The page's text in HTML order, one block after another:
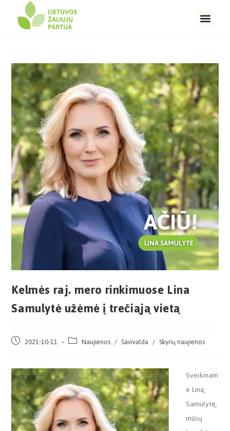
Kelmės raj. mero rinkimuose Lina
Samulytė užėmė į trečiąją vietą
2021-10-11 Naujienos / Savivalda / Skyrių naujienos
Sveikinam
e Liną
Samulytę,
mūsų